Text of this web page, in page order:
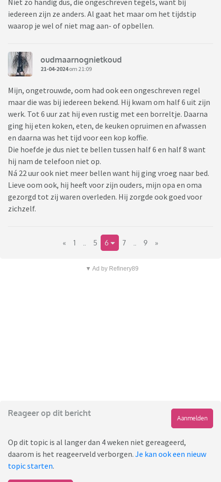
Niet zo handig dus, die ongeschreven tegels, want bij
iedereen zijn ze anders. Al gaat het maar om het tijdstip
waarop je wel of niet mag aan- of opbellen.
oudmaarnognietkoud
21-04-2024om 21:09
Mijn, ongetrouwde, oom had ook een ongeschreven regel
maar die was bij iedereen bekend. Hij kwam om half 6 uit zijn
werk. Tot 6 uur zat hij even rustig met een borreltje. Daarna
ging hij eten koken, eten, de keuken opruimen en afwassen
en daarna was het tijd voor een kop koffie.
Die hoefde je dus niet te bellen tussen half 6 en half 8 want
hij nam de telefoon niet op.
Ná 22 uur ook niet meer bellen want hij ging vroeg naar bed.
Lieve oom ook, hij heeft voor zijn ouders, mijn opa en oma
gezorgd tot zij waren overleden. Hij zorgde ook goed voor
zichzelf.
« 1 5 6 7 9 »
▼ Ad by Refinery89
Reageer op dit bericht
Aanmelden
Op dit topic is al langer dan 4 weken niet gereageerd,
daarom is het reageerveld verborgen. Je kan ook een nieuw
topic starten.